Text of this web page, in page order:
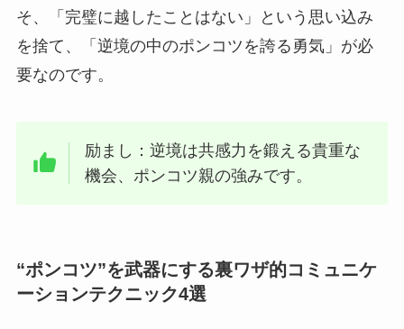
そ、「完璧に越したことはない」という思い込み
を捨て、「逆境の中のポンコツを誇る勇気」が必
要なのです。
励まし：逆境は共感力を鍛える貴重な
機会、ポンコツ親の強みです。
“ポンコツ”を武器にする裏ワザ的コミュニケ
ーションテクニック4選